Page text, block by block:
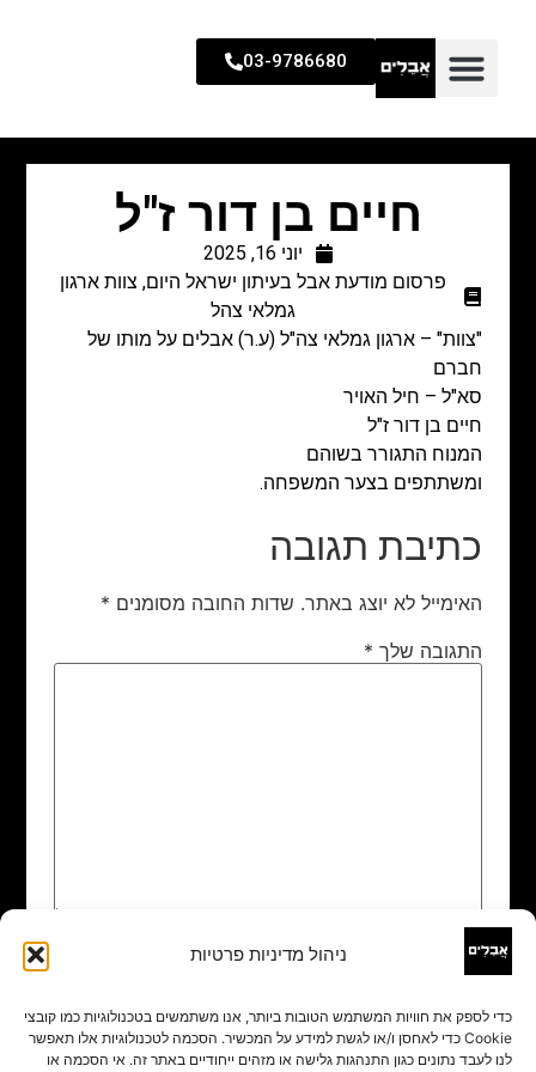
ניהול מדיניות פרטיות
כדי לספק את חוויות המשתמש הטובות ביותר, אנו משתמשים בטכנולוגיות כמו קובצי
Cookie כדי לאחסן ו/או לגשת למידע על המכשיר. הסכמה לטכנולוגיות אלו תאפשר
לנו לעבד נתונים כגון התנהגות גלישה או מזהים ייחודיים באתר זה. אי הסכמה או
03-9786680
חיים בן דור ז"ל
יוני 16, 2025
פרסום מודעת אבל בעיתון ישראל היום, צוות ארגון
גמלאי צהל
"צוות" – ארגון גמלאי צה"ל (ע.ר) אבלים על מותו של
חברם
סא"ל – חיל האויר
חיים בן דור ז"ל
המנוח התגורר בשוהם
ומשתתפים בצער המשפחה.
כתיבת תגובה
האימייל לא יוצג באתר. שדות החובה מסומנים *
התגובה שלך *
שם
אימייל*